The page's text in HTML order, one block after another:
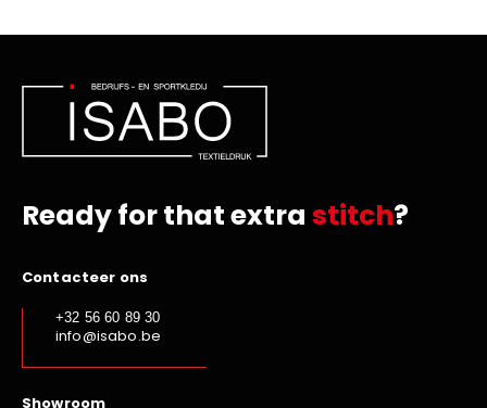
Ready for that extra stitch?
Contacteer ons
+32 56 60 89 30
info@isabo.be
Showroom